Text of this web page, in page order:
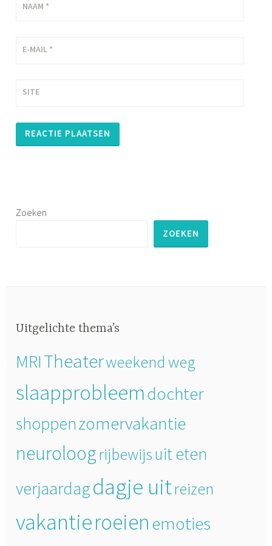
NAAM *
E-MAIL *
SITE
Zoeken
ZOEKEN
Uitgelichte thema’s
MRITheaterweekend weg
slaapprobleemdochter
shoppenzomervakantie
neuroloogrijbewijsuit eten
verjaardagdagje uitreizen
vakantieroeienemoties